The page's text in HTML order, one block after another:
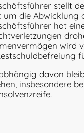
stellt
um die Abwicklung
hat
wird
davon
insbesondere bei